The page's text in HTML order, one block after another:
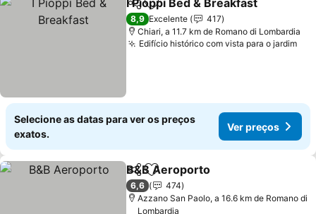
PartilharAdicionar aos favoritos
I Pioppi Bed & Breakfast
8,9 Excelente
417
Chiari, a 11.7 km de Romano di Lombardia
Edifício histórico com vista para o jardim
Selecione as datas para ver os preços
exatos.
Ver preços
PartilharAdicionar aos favoritos
B&B Aeroporto
6,6
474
Azzano San Paolo, a 16.6 km de Romano di
Lombardia